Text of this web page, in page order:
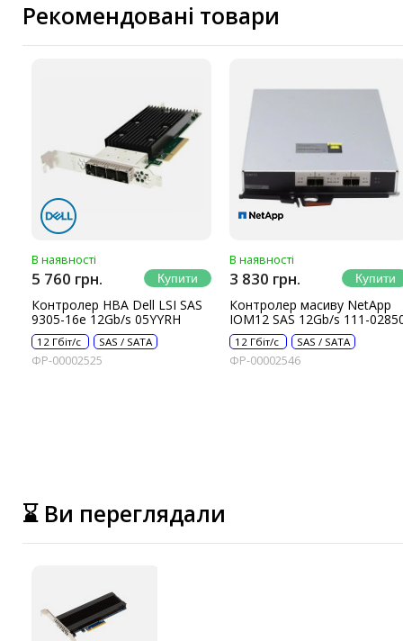
Рекомендовані товари
В наявності
5 760 грн.
Контролер HBA Dell LSI SAS
9305-16e 12Gb/s 05YYRH
12 Гбіт/с SAS / SATA
ФР-00002525
В наявності
3 830 грн.
Контролер масиву NetApp
IOM12 SAS 12Gb/s 111-
12 Гбіт/с SAS / SATA
ФР-00002546
⌛ Ви переглядали